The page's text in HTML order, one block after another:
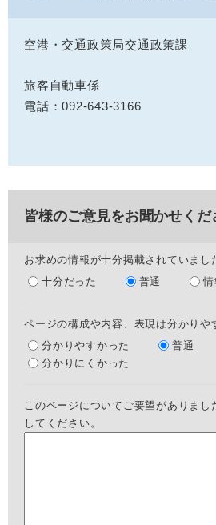
空港・交通政策局交通政策課
旅客自動車係
電話：092-643-3166
皆様のご意見をお聞かせくだ
お求めの情報が十分掲載されていまし
十分だった
普通 情
ページの構成や内容、表現は分かりや
分かりやすかった
普通
分かりにくかった
このページについてご要望がありまし
してください。